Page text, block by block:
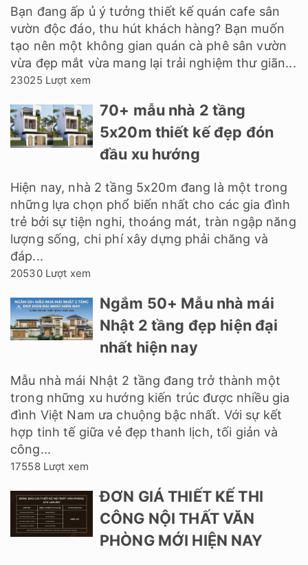
Bạn đang ấp ủ ý tưởng thiết kế quán cafe sân
vườn độc đáo, thu hút khách hàng? Bạn muốn
tạo nên một không gian quán cà phê sân vườn
vừa đẹp mắt vừa mang lại trải nghiệm thư giãn...
23025 Lượt xem
70+ mẫu nhà 2 tầng
5x20m thiết kế đẹp đón
đầu xu hướng
Hiện nay, nhà 2 tầng 5x20m đang là một trong
những lựa chọn phổ biến nhất cho các gia đình
trẻ bởi sự tiện nghi, thoáng mát, tràn ngập năng
lượng sống, chi phí xây dựng phải chăng và
đáp...
20530 Lượt xem
Ngắm 50+ Mẫu nhà mái
Nhật 2 tầng đẹp hiện đại
nhất hiện nay
Mẫu nhà mái Nhật 2 tầng đang trở thành một
trong những xu hướng kiến trúc được nhiều gia
đình Việt Nam ưa chuộng bậc nhất. Với sự kết
hợp tinh tế giữa vẻ đẹp thanh lịch, tối giản và
công...
17558 Lượt xem
ĐƠN GIÁ THIẾT KẾ THI
CÔNG NỘI THẤT VĂN
PHÒNG MỚI HIỆN NAY